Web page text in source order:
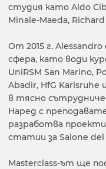
студия като Aldo
Minale-Maeda,
От 2015 г.
сфера, като води
UniRSM San Marino,
Abadir, HfG Karlsruhe
в тясно
Наред с
разработва
статии за Salone del
Masterclass-ът ще